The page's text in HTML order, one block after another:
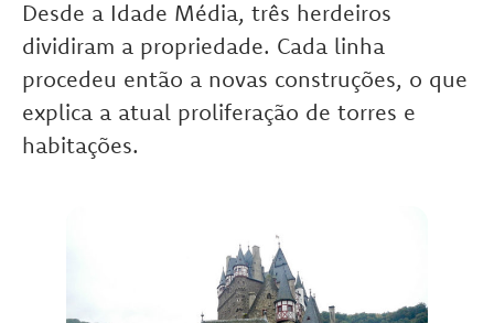
Desde a Idade Média, três herdeiros
dividiram a propriedade. Cada linha
procedeu então a novas construções, o que
explica a atual proliferação de torres e
habitações.